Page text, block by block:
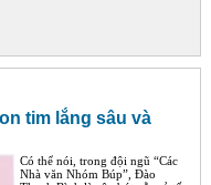
tim lắng sâu và
Có thể nói, trong đội ngũ “Các
Nhà văn Nhóm Búp”, Đào